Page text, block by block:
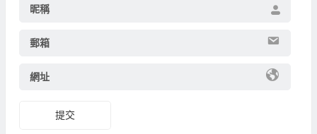
昵稱
郵箱
網址
提交